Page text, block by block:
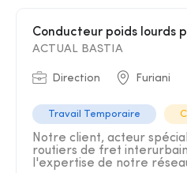
Conducteur poids lourds
ACTUAL BASTIA
Direction Furiani
Travail Temporaire
Notre client, acteur
routiers de fret
l'expertise de notre